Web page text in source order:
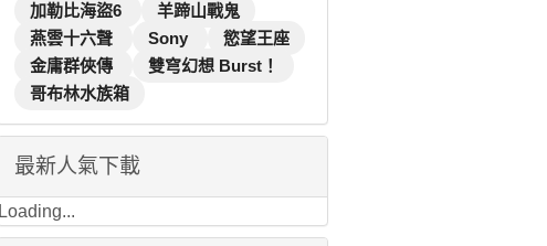
加勒比海盜6
羊蹄山戰鬼
燕雲十六聲
Sony
慾望王座
金庸群俠傳
雙穹幻想 Burst！
哥布林水族箱
最新人氣下載
Loading...